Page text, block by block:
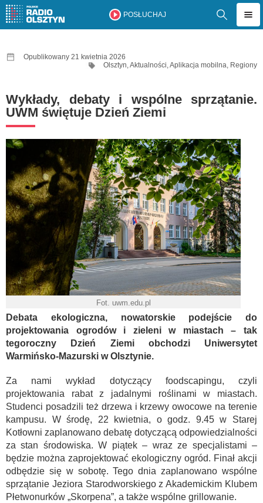
POSŁUCHAJ
Opublikowany 21 kwietnia 2026
Olsztyn,Aktualności,Aplikacja mobilna, Regiony
Wykłady, debaty i wspólne sprzątanie.
UWM świętuje Dzień Ziemi
Fot. uwm.edu.pl
Debata ekologiczna, nowatorskie podejście do
projektowania ogrodów i zieleni w miastach – tak
tegoroczny Dzień Ziemi obchodzi Uniwersytet
Warmińsko-Mazurski w Olsztynie.
Za nami wykład dotyczący foodscapingu, czyli
projektowania rabat z jadalnymi roślinami w miastach.
Studenci posadzili też drzewa i krzewy owocowe na terenie
kampusu. W środę, 22 kwietnia, o godz. 9.45 w Starej
Kotłowni zaplanowano debatę dotyczącą odpowiedzialności
za stan środowiska. W piątek – wraz ze specjalistami –
będzie można zaprojektować ekologiczny ogród. Finał akcji
odbędzie się w sobotę. Tego dnia zaplanowano wspólne
sprzątanie Jeziora Starodworskiego z Akademickim Klubem
Płetwonurków „Skorpena”, a także wspólne grillowanie.